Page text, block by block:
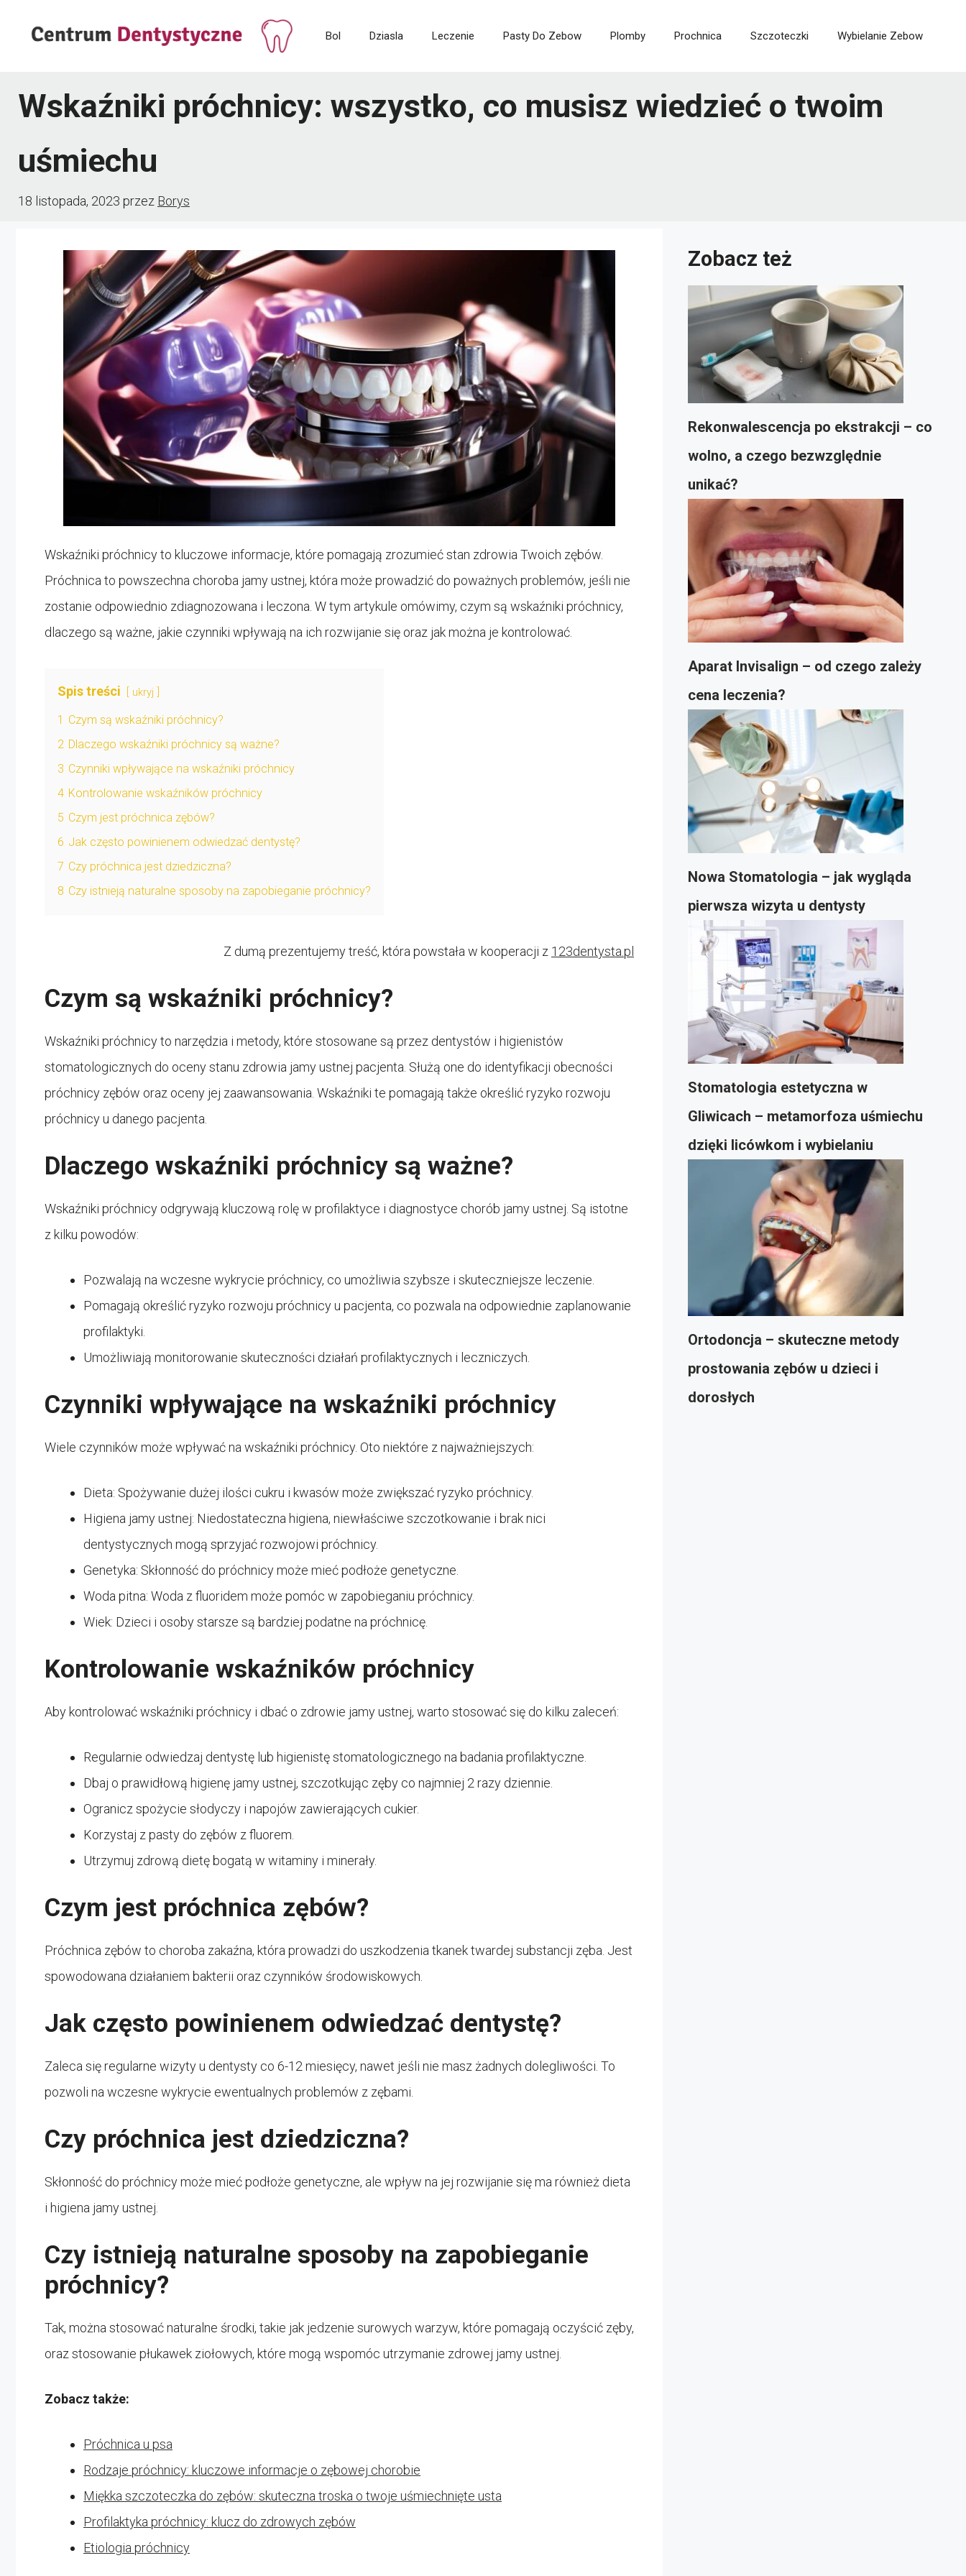
Bol Dziasla Leczenie Pasty Do Zebow Plomby Prochnica Szczoteczki Wybielanie Zebow
Wskaźniki próchnicy: wszystko, co musisz wiedzieć o twoim
uśmiechu
18 listopada, 2023 przez Borys
Wskaźniki próchnicy to kluczowe informacje, które pomagają zrozumieć stan zdrowia Twoich zębów.
Próchnica to powszechna choroba jamy ustnej, która może prowadzić do poważnych problemów, jeśli nie
zostanie odpowiednio zdiagnozowana i leczona. W tym artykule omówimy, czym są wskaźniki próchnicy,
dlaczego są ważne, jakie czynniki wpływają na ich rozwijanie się oraz jak można je kontrolować.
Spis treści ukryj
1 Czym są wskaźniki próchnicy?
2 Dlaczego wskaźniki próchnicy są ważne?
3 Czynniki wpływające na wskaźniki próchnicy
4 Kontrolowanie wskaźników próchnicy
5 Czym jest próchnica zębów?
6 Jak często powinienem odwiedzać dentystę?
7 Czy próchnica jest dziedziczna?
8 Czy istnieją naturalne sposoby na zapobieganie próchnicy?
Z dumą prezentujemy treść, która powstała w kooperacji z 123dentysta.pl
Czym są wskaźniki próchnicy?
Wskaźniki próchnicy to narzędzia i metody, które stosowane są przez dentystów i higienistów
stomatologicznych do oceny stanu zdrowia jamy ustnej pacjenta. Służą one do identyfikacji obecności
próchnicy zębów oraz oceny jej zaawansowania. Wskaźniki te pomagają także określić ryzyko rozwoju
próchnicy u danego pacjenta.
Dlaczego wskaźniki próchnicy są ważne?
Wskaźniki próchnicy odgrywają kluczową rolę w profilaktyce i diagnostyce chorób jamy ustnej. Są istotne
z kilku powodów:
Pozwalają na wczesne wykrycie próchnicy, co umożliwia szybsze i skuteczniejsze leczenie.
Pomagają określić ryzyko rozwoju próchnicy u pacjenta, co pozwala na odpowiednie zaplanowanie
profilaktyki.
Umożliwiają monitorowanie skuteczności działań profilaktycznych i leczniczych.
Czynniki wpływające na wskaźniki próchnicy
Wiele czynników może wpływać na wskaźniki próchnicy. Oto niektóre z najważniejszych:
Dieta: Spożywanie dużej ilości cukru i kwasów może zwiększać ryzyko próchnicy.
Higiena jamy ustnej: Niedostateczna higiena, niewłaściwe szczotkowanie i brak nici
dentystycznych mogą sprzyjać rozwojowi próchnicy.
Genetyka: Skłonność do próchnicy może mieć podłoże genetyczne.
Woda pitna: Woda z fluoridem może pomóc w zapobieganiu próchnicy.
Wiek: Dzieci i osoby starsze są bardziej podatne na próchnicę.
Kontrolowanie wskaźników próchnicy
Aby kontrolować wskaźniki próchnicy i dbać o zdrowie jamy ustnej, warto stosować się do kilku zaleceń:
Regularnie odwiedzaj dentystę lub higienistę stomatologicznego na badania profilaktyczne.
Dbaj o prawidłową higienę jamy ustnej, szczotkując zęby co najmniej 2 razy dziennie.
Ogranicz spożycie słodyczy i napojów zawierających cukier.
Korzystaj z pasty do zębów z fluorem.
Utrzymuj zdrową dietę bogatą w witaminy i minerały.
Czym jest próchnica zębów?
Próchnica zębów to choroba zakaźna, która prowadzi do uszkodzenia tkanek twardej substancji zęba. Jest
spowodowana działaniem bakterii oraz czynników środowiskowych.
Jak często powinienem odwiedzać dentystę?
Zaleca się regularne wizyty u dentysty co 6-12 miesięcy, nawet jeśli nie masz żadnych dolegliwości. To
pozwoli na wczesne wykrycie ewentualnych problemów z zębami.
Czy próchnica jest dziedziczna?
Skłonność do próchnicy może mieć podłoże genetyczne, ale wpływ na jej rozwijanie się ma również dieta
i higiena jamy ustnej.
Czy istnieją naturalne sposoby na zapobieganie
próchnicy?
Tak, można stosować naturalne środki, takie jak jedzenie surowych warzyw, które pomagają oczyścić zęby,
oraz stosowanie płukawek ziołowych, które mogą wspomóc utrzymanie zdrowej jamy ustnej.
Zobacz także:
Próchnica u psa
Rodzaje próchnicy: kluczowe informacje o zębowej chorobie
Miękka szczoteczka do zębów: skuteczna troska o twoje uśmiechnięte usta
Profilaktyka próchnicy: klucz do zdrowych zębów
Etiologia próchnicy
Zobacz też
Rekonwalescencja po ekstrakcji – co
wolno, a czego bezwzględnie
unikać?
Aparat Invisalign – od czego zależy
cena leczenia?
Nowa Stomatologia – jak wygląda
pierwsza wizyta u dentysty
Stomatologia estetyczna w
Gliwicach – metamorfoza uśmiechu
dzięki licówkom i wybielaniu
Ortodoncja – skuteczne metody
prostowania zębów u dzieci i
dorosłych